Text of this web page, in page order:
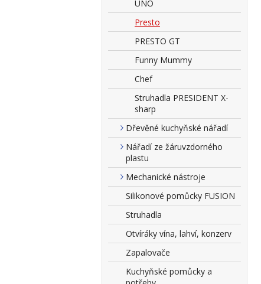
UNO
Presto
PRESTO GT
Funny Mummy
Chef
Struhadla PRESIDENT X-
sharp
Dřevěné kuchyňské nářadí
Nářadí ze žáruvzdorného
plastu
Mechanické nástroje
Silikonové pomůcky FUSION
Struhadla
Otvíráky vína, lahví, konzerv
Zapalovače
Kuchyňské pomůcky a